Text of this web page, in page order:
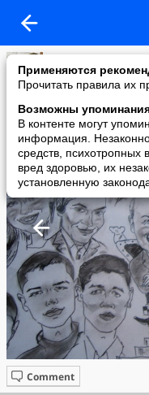
Применяются
Прочитать правила их
Возможны
В контенте могут
информация.
средств, психотропных
вред здоровью, их
установленную
Тамара Миногина
added a photo
18 Jan в 20:33
Comment